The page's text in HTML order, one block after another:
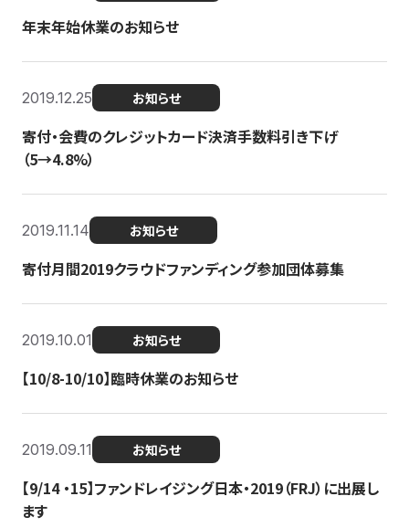
年末年始休業のお知らせ
2019.12.25 お知らせ
寄付・会費のクレジットカード決済手数料引き下げ
（5→4.8%）
2019.11.14 お知らせ
寄付月間2019クラウドファンディング参加団体募集
2019.10.01 お知らせ
【10/8-10/10】臨時休業のお知らせ
2019.09.11 お知らせ
【9/14 ・15】ファンドレイジング日本・2019（FRJ）に出展し
ます